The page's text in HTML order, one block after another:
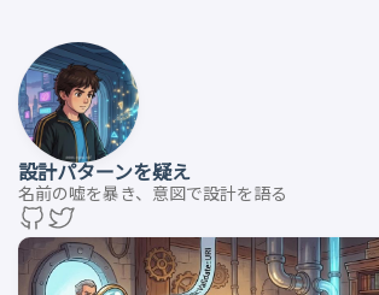
設計パターンを疑え
名前の嘘を暴き、意図で設計を語る